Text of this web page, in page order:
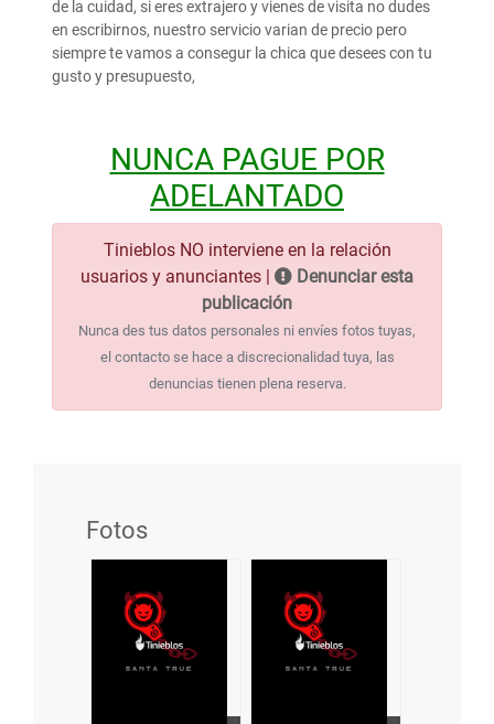
de la cuidad, si eres extrajero y vienes de visita no dudes
en escribirnos, nuestro servicio varian de precio pero
siempre te vamos a consegur la chica que desees con tu
gusto y presupuesto,
NUNCA PAGUE POR
ADELANTADO
Tinieblos NO interviene en la relación
usuarios y anunciantes |
Denunciar esta
publicación
Nunca des tus datos personales ni envíes fotos tuyas,
el contacto se hace a discrecionalidad tuya, las
denuncias tienen plena reserva.
Fotos